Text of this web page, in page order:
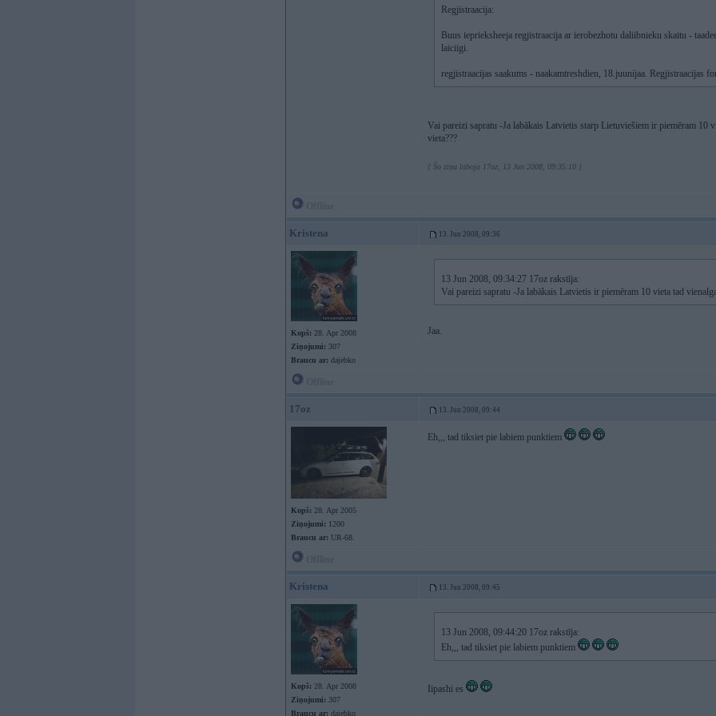
Regjistraacija:
Buus ieprieksheeja regjistraacija ar ierobezhotu daliibnieku skaitu -
laiciigi.
regjistraacijas saakums - naakamtreshdien, 18.juunijaa. Regjistraacijas
Vai pareizi sapratu -Ja labākais Latvietis starp Lietuviešiem ir piemēram 10
vieta???
[ Šo ziņu laboja 17oz, 13 Jun 2008, 09:35:10 ]
Kristena 13. Jun 2008, 09:36
Kopš: 28. Apr 2008
Ziņojumi: 307
Braucu ar: dajebko
13 Jun 2008, 09:34:27 17oz rakstīja:
Vai pareizi sapratu -Ja labākais Latvietis ir piemēram 10 vieta tad
Jaa.
17oz 13. Jun 2008, 09:44
Kopš: 28. Apr 2005
Ziņojumi: 1200
Braucu ar: UR-68.
Eh,,, tad tiksiet pie labiem punktiem
Kristena 13. Jun 2008, 09:45
Kopš: 28. Apr 2008
Ziņojumi: 307
Braucu ar: dajebko
13 Jun 2008, 09:44:20 17oz rakstīja:
Eh,,, tad tiksiet pie labiem punktiem
Iipashi es